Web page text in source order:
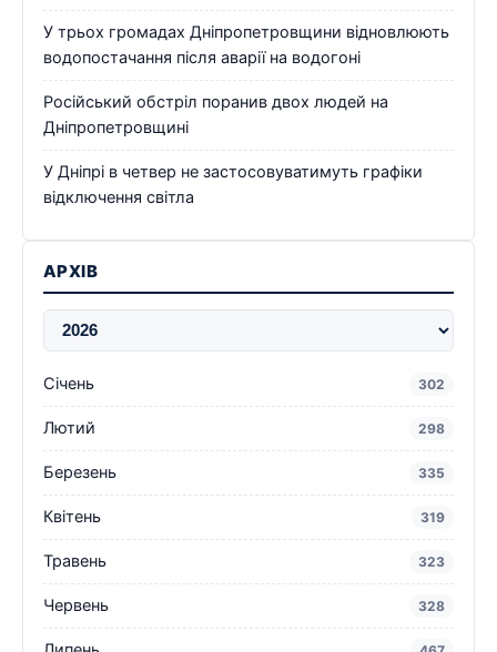
У трьох громадах Дніпропетровщини відновлюють
водопостачання після аварії на водогоні
Російський обстріл поранив двох людей на
Дніпропетровщині
У Дніпрі в четвер не застосовуватимуть графіки
відключення світла
АРХІВ
Січень 302
Лютий 298
Березень 335
Квітень 319
Травень 323
Червень 328